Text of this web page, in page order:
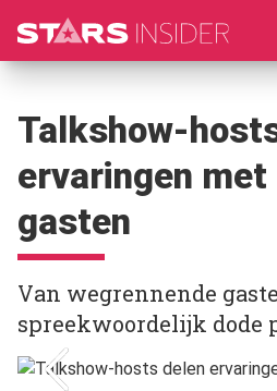
Talkshow-
ervaringen
gasten
Van wegrennende
spreekwoordelijk dode